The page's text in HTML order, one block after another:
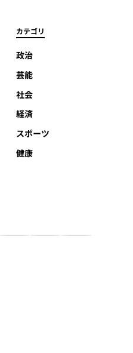
カテゴリ
政治
芸能
社会
経済
スポーツ
健康